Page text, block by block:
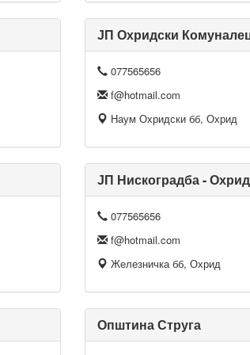
ЈП Охридски
077565656
f@hotmail.com
Наум Охридски бб, Охрид
ЈП Нискоградба - Охрид
077565656
f@hotmail.com
Железничка бб, Охрид
Општина Струга